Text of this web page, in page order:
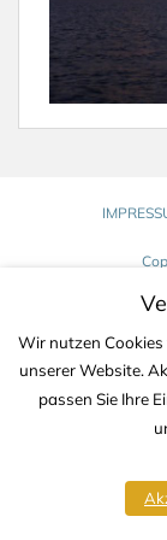
Wir nutzen
unserer Website.
passen Sie Ihre